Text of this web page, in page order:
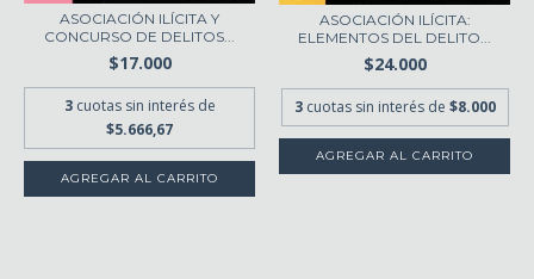
ASOCIACIÓN ILÍCITA Y
CONCURSO DE DELITOS...
$17.000
3 cuotas sin interés de
$5.666,67
ASOCIACIÓN ILÍCITA:
ELEMENTOS DEL DELITO...
$24.000
3 cuotas sin interés de $8.000